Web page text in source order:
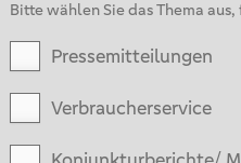
Bitte wählen Sie das Thema
Pressemitteilungen
Verbraucherservice